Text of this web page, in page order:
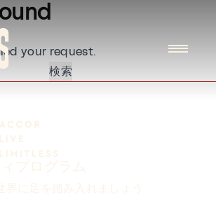
your request.
プログラム
界に足を踏み入れましょう